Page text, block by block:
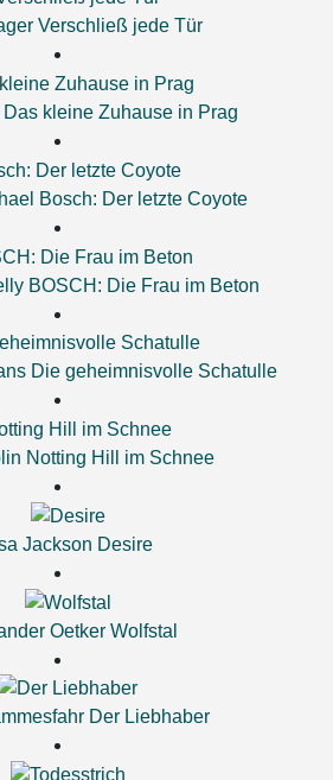
Verschließ jede Tür
Das kleine Zuhause in Prag
Bosch: Der letzte Coyote
BOSCH: Die Frau im Beton
Die geheimnisvolle Schatulle
Notting Hill im Schnee
Jackson Desire
Oetker Wolfstal
Der Liebhaber